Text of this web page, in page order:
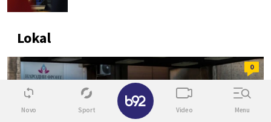
Lokal
0
Novo Sport Video Menu
✕